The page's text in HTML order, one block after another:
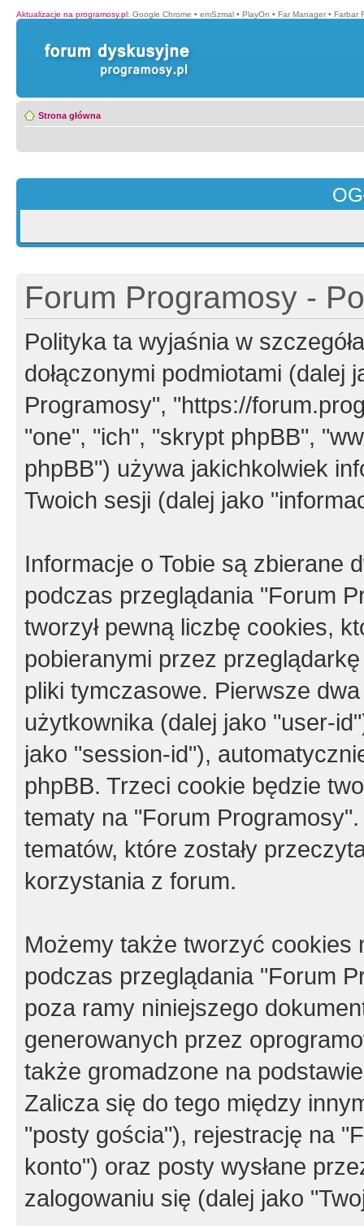
Aktualizacje na programosy.pl: Google Chrome • emSzmal • PlayOn • Far Manager • Farbar
Strona główna
Forum Programosy -
Polityka ta wyjaśnia w
dołączonymi podmiotami (dalej
Programosy", "https://
"one", "ich", "skrypt phpBB",
phpBB") używa jakichkolwiek
Twoich sesji (dalej jako
Informacje o Tobie są zbierane
podczas przeglądania "Forum
tworzył pewną liczbę cookies,
pobieranymi przez
pliki tymczasowe. Pierwsze
użytkownika (dalej jako "user-
jako "session-id"),
phpBB. Trzeci cookie będzie
tematy na "Forum
tematów, które zostały
korzystania z forum.
Możemy także tworzyć cookies
podczas przeglądania "Forum
poza ramy niniejszego
generowanych przez
także gromadzone na
Zalicza się do tego między
"posty gościa"), rejestrację na
konto") oraz posty wysłane
zalogowaniu się (dalej jako